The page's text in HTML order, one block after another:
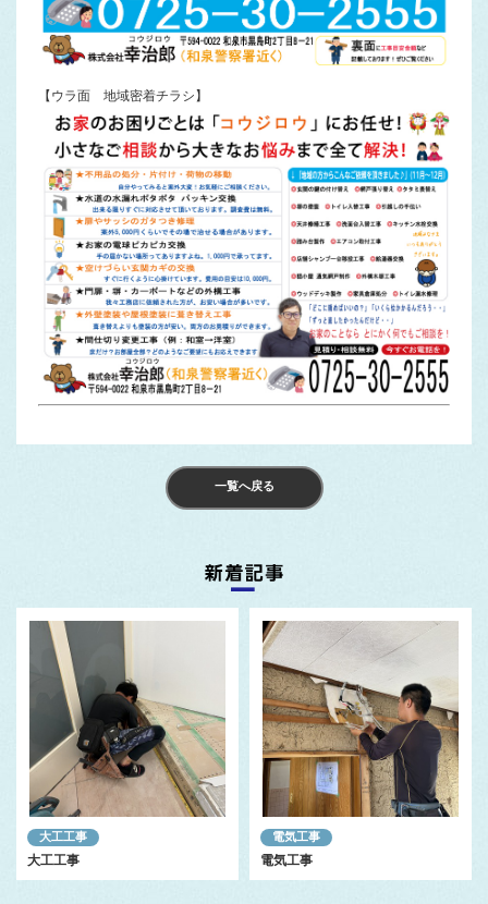
【ウラ面 地域密着チラシ】
一覧へ戻る
大工工事
大工工事
電気工事
電気工事